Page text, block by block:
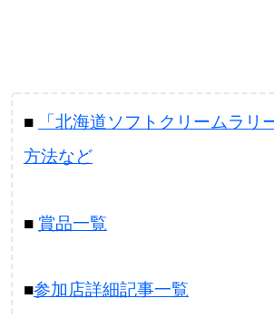
■
「北海道ソフトクリームラリ
方法など
■ 賞品一覧
■参加店詳細記事一覧